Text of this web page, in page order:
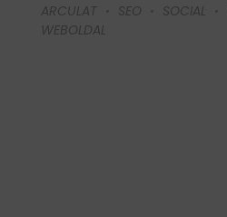
ARCULAT SEO SOCIAL
WEBOLDAL